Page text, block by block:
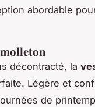
abordable
molleton
décontracté, la
Légère et
de